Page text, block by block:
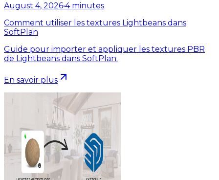
August 4, 2026•4 minutes
Comment utiliser les textures Lightbeans dans
SoftPlan
Guide pour importer et appliquer les textures PBR
de Lightbeans dans SoftPlan.
En savoir plus